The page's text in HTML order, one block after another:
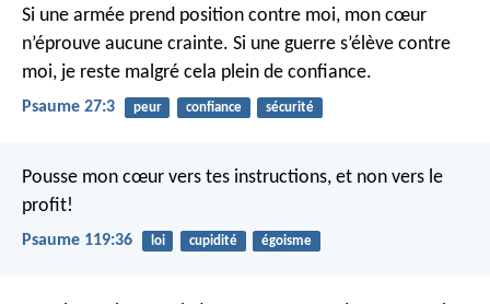
Si une armée prend position contre moi, mon cœur
n’éprouve aucune crainte. Si une guerre s’élève contre
moi, je reste malgré cela plein de confiance.
Psaume 27:3 peur confiance sécurité
Pousse mon cœur vers tes instructions, et non vers le
profit!
Psaume 119:36 loi cupidité égoisme